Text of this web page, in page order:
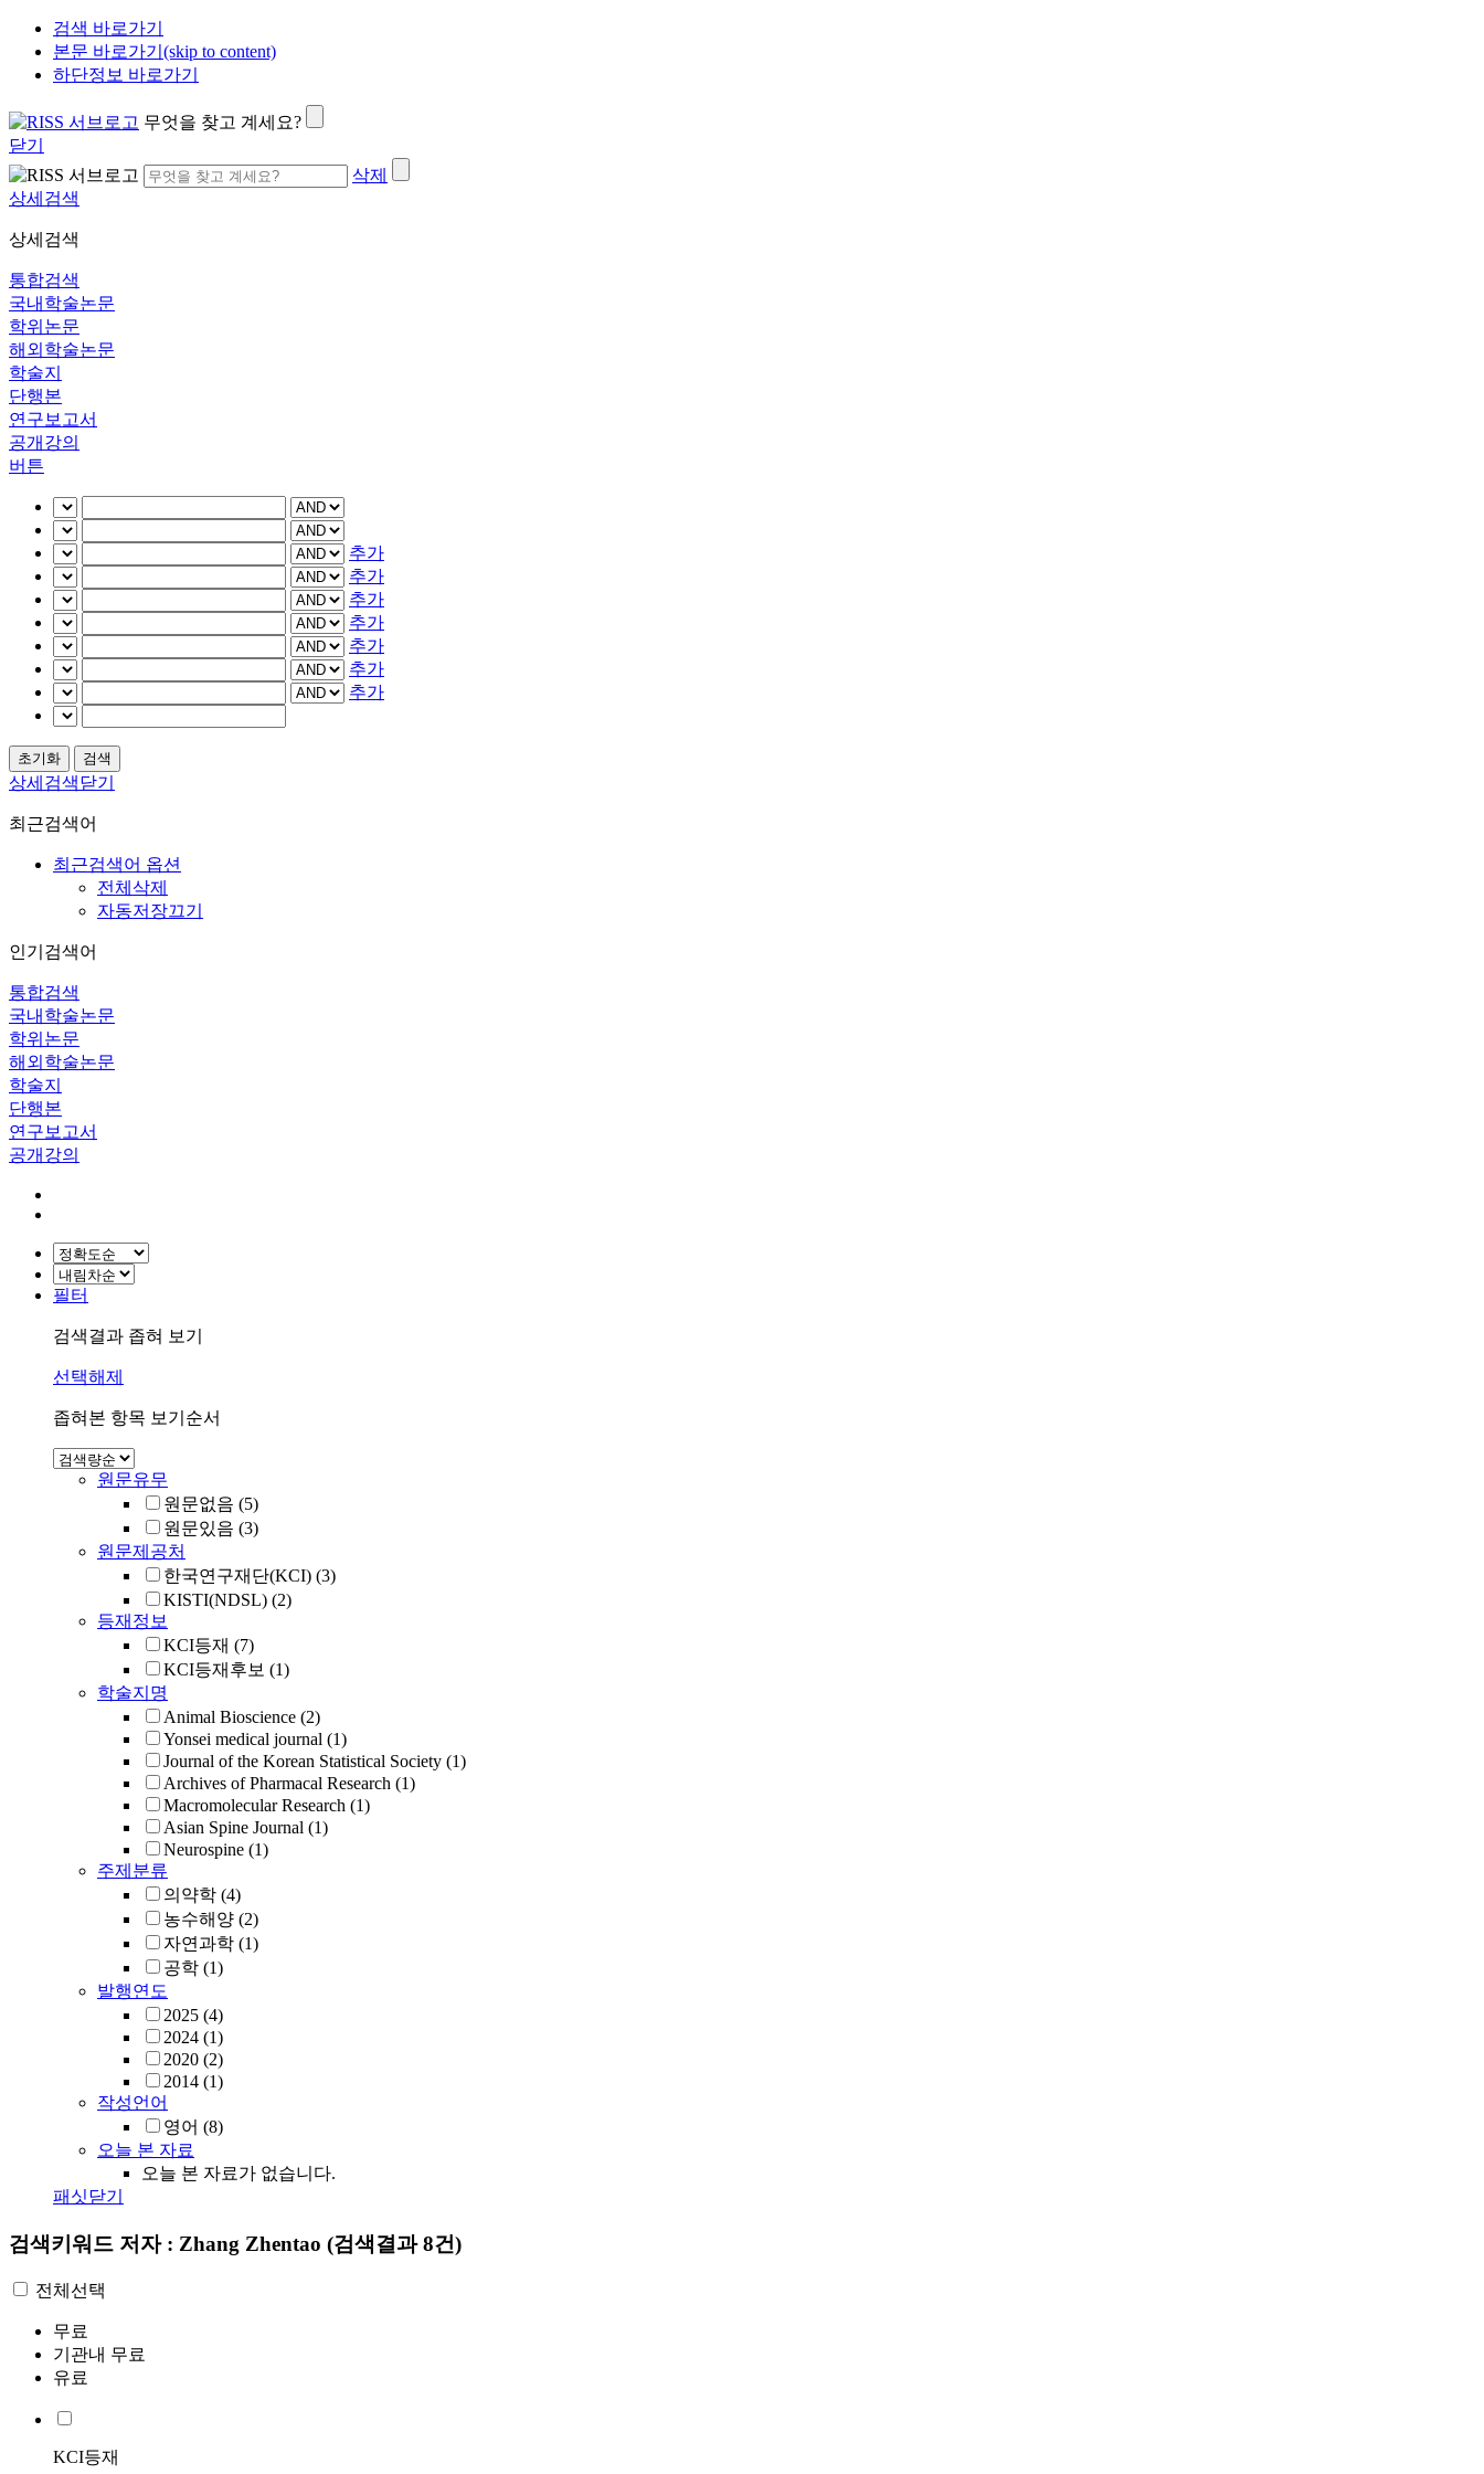
검색 바로가기
본문 바로가기(skip to content)
하단정보 바로가기
무엇을 찾고 계세요?
닫기
삭제
상세검색
상세검색
통합검색
국내학술논문
학위논문
해외학술논문
학술지
단행본
연구보고서
공개강의
버튼
추가
추가
추가
추가
추가
추가
추가
상세검색닫기
최근검색어
최근검색어 옵션
전체삭제
자동저장끄기
인기검색어
통합검색
국내학술논문
학위논문
해외학술논문
학술지
단행본
연구보고서
공개강의
필터
검색결과 좁혀 보기
선택해제
좁혀본 항목 보기순서
원문유무
원문없음 (5)
원문있음 (3)
원문제공처
한국연구재단(KCI) (3)
KISTI(NDSL) (2)
등재정보
KCI등재 (7)
KCI등재후보 (1)
학술지명
Animal Bioscience (2)
Yonsei medical journal (1)
Journal of the Korean Statistical Society (1)
Archives of Pharmacal Research (1)
Macromolecular Research (1)
Asian Spine Journal (1)
Neurospine (1)
주제분류
의약학 (4)
농수해양 (2)
자연과학 (1)
공학 (1)
발행연도
2025 (4)
2024 (1)
2020 (2)
2014 (1)
작성언어
영어 (8)
오늘 본 자료
오늘 본 자료가 없습니다.
패싯닫기
검색키워드 저자 : Zhang Zhentao (검색결과 8건)
전체선택
무료
기관내 무료
유료
KCI등재